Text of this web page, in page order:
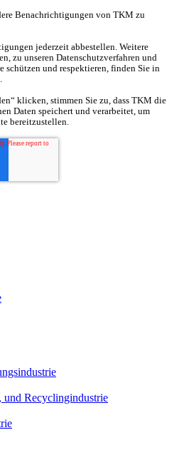
Benachrichtigungen von TKM zu
jederzeit abbestellen. Weitere
zu unseren Datenschutzverfahren und
schützen und respektieren, finden Sie in
.
klicken, stimmen Sie zu, dass TKM die
Daten speichert und verarbeitet, um
bereitzustellen.
Recyclingindustrie